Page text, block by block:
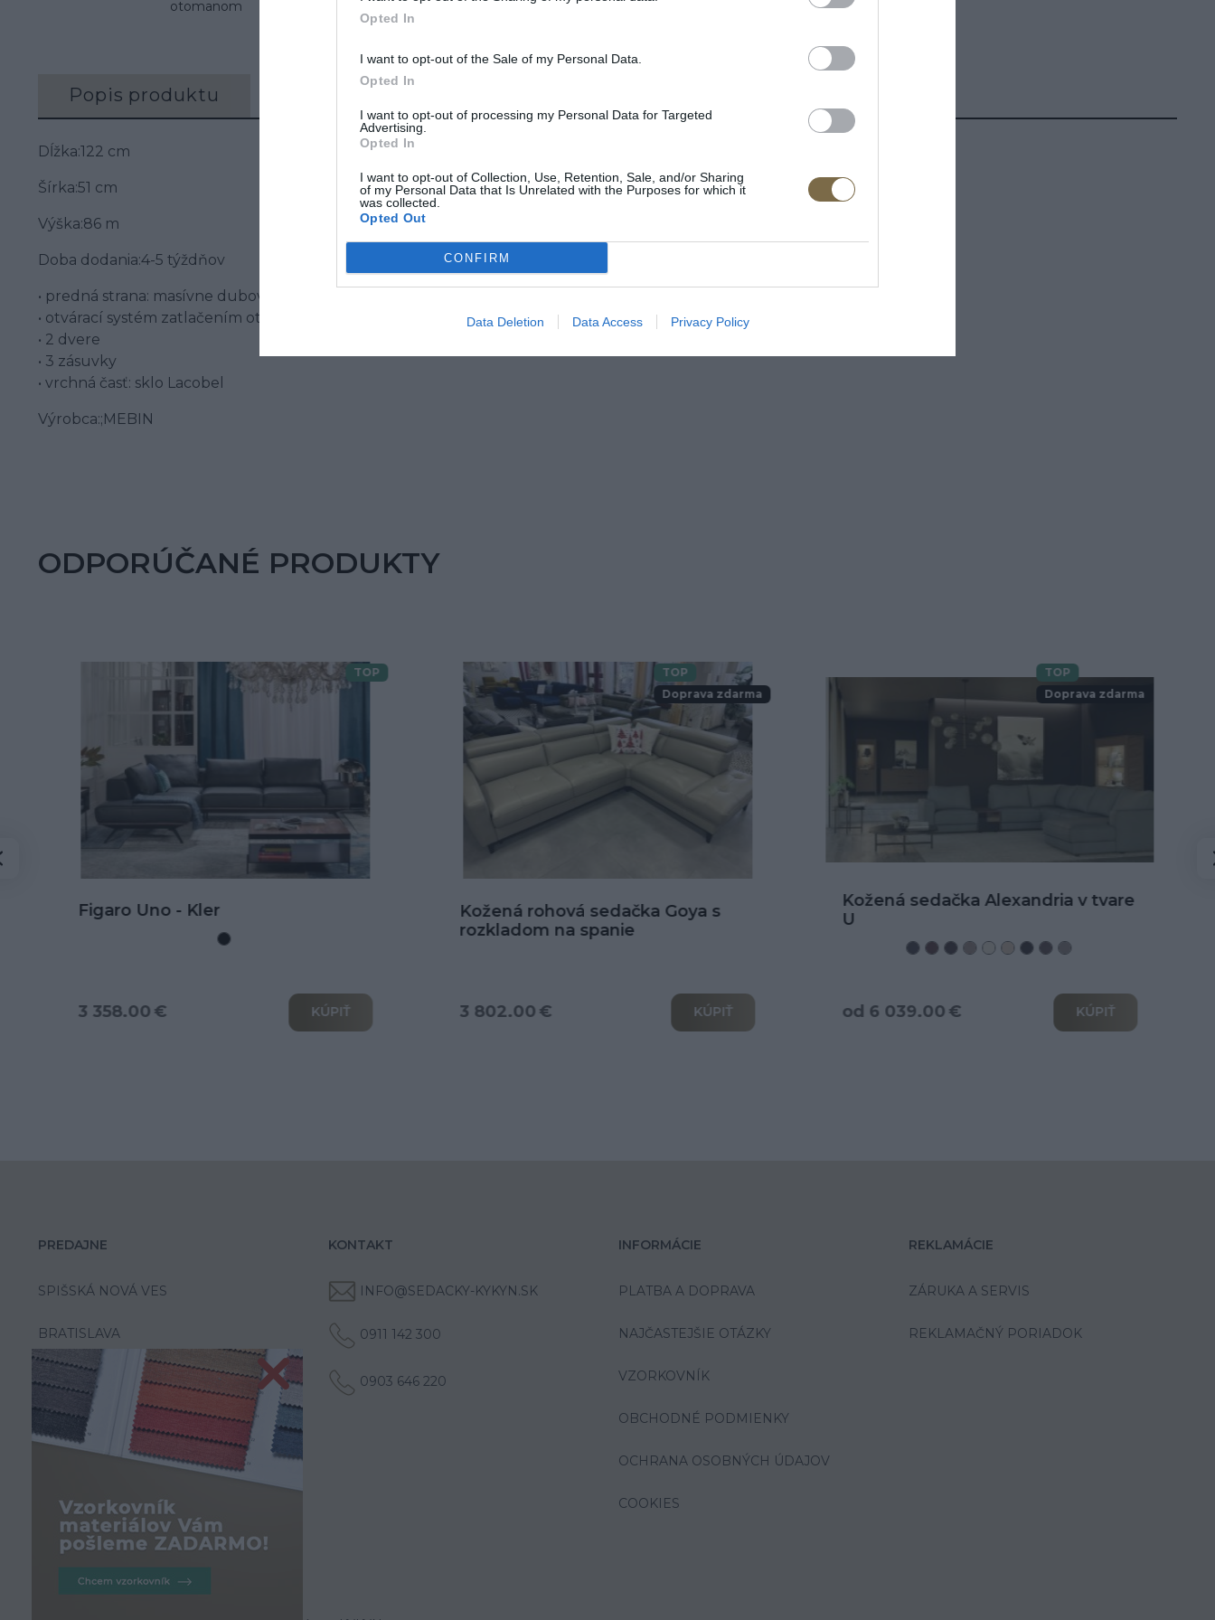
Opted In
I want to opt-out of the Sale of my Personal Data.
Opted In
I want to opt-out of processing my Personal Data for Targeted
Advertising.
Opted In
I want to opt-out of Collection, Use, Retention, Sale, and/or Sharing
of my Personal Data that Is Unrelated with the Purposes for which it
was collected.
Opted Out
CONFIRM
Data Deletion Data Access Privacy Policy
otomanom
Popis produktu Recenzie (0)
Dĺžka:122 cm
Šírka:51 cm
Výška:86 m
Doba dodania:4-5 týždňov
• predná strana: masívne dubové drevo / prírodná dyha
• otvárací systém zatlačením otvoríte
• 2 dvere
• 3 zásuvky
• vrchná časť: sklo Lacobel
Výrobca:;MEBIN
ODPORÚČANÉ PRODUKTY
TOP
Doprava zdarma
Kožená rohová sedačka Goya s
rozkladom na spanie
3 802.00 € KÚPIŤ
TOP
Doprava zdarma
Kožená sedačka Alexandria v tvare
U
od 6 039.00 € KÚPIŤ
TOP
Novinka
Kožená rohová sedačka Alexandria
od 3 466.00 € KÚPIŤ
PREDAJNE
SPIŠSKÁ NOVÁ VES
BRATISLAVA
KONTAKT
INFO@SEDACKY-KYKYN.SK
0911 142 300
0903 646 220
INFORMÁCIE
PLATBA A DOPRAVA
NAJČASTEJŠIE OTÁZKY
VZORKOVNÍK
OBCHODNÉ PODMIENKY
OCHRANA OSOBNÝCH ÚDAJOV
COOKIES
REKLAMÁCIE
ZÁRUKA A SERVIS
REKLAMAČNÝ PORIADOK